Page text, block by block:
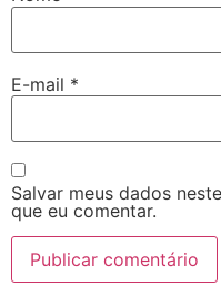
E-mail *
Salvar meus dados
que eu comentar.